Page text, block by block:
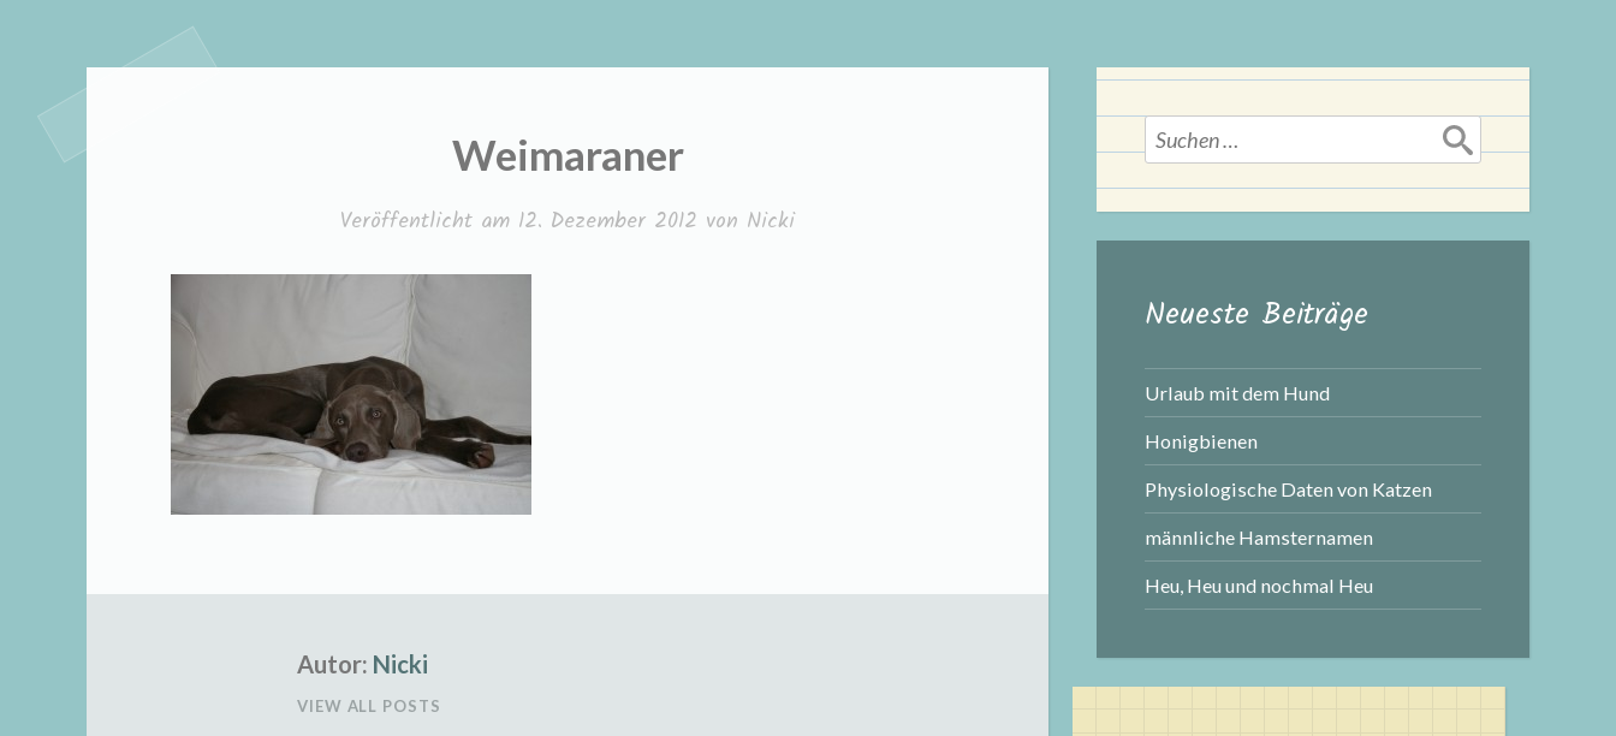
Weimaraner
Veröffentlicht am 12. Dezember 2012 von Nicki
Autor: Nicki
VIEW ALL POSTS
Suchen
nach:
Neueste Beiträge
Urlaub mit dem Hund
Honigbienen
Physiologische Daten von Katzen
männliche Hamsternamen
Heu, Heu und nochmal Heu